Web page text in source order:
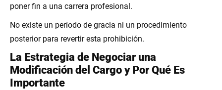
poner fin a una carrera profesional.
No existe un período de gracia ni un procedimiento
posterior para revertir esta prohibición.
La Estrategia de Negociar una
Modificación del Cargo y Por Qué Es
Importante